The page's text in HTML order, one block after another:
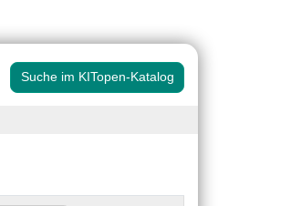
Suche im KITopen-Katalog